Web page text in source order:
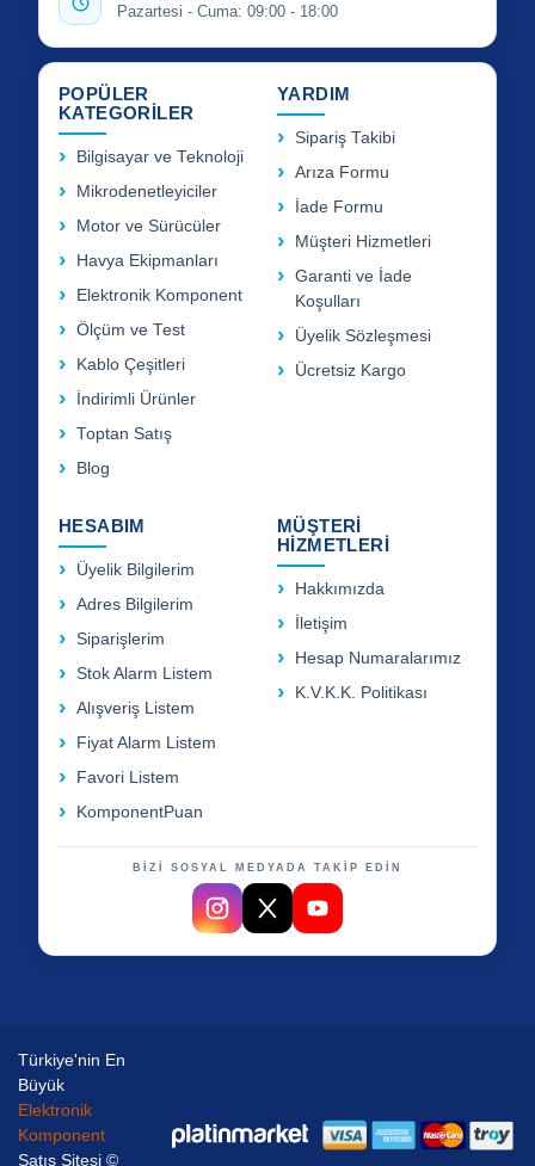
Pazartesi - Cuma: 09:00 - 18:00
POPÜLER
KATEGORİLER
Bilgisayar ve Teknoloji
Mikrodenetleyiciler
Motor ve Sürücüler
Havya Ekipmanları
Elektronik Komponent
Ölçüm ve Test
Kablo Çeşitleri
İndirimli Ürünler
Toptan Satış
Blog
YARDIM
Sipariş Takibi
Arıza Formu
İade Formu
Müşteri Hizmetleri
Garanti ve İade
Koşulları
Üyelik Sözleşmesi
Ücretsiz Kargo
HESABIM
Üyelik Bilgilerim
Adres Bilgilerim
Siparişlerim
Stok Alarm Listem
Alışveriş Listem
Fiyat Alarm Listem
Favori Listem
KomponentPuan
MÜŞTERİ
HİZMETLERİ
Hakkımızda
İletişim
Hesap Numaralarımız
K.V.K.K. Politikası
BİZİ SOSYAL MEDYADA TAKİP EDİN
Türkiye'nin En
Büyük
Elektronik
Komponent
Satış Sitesi ©